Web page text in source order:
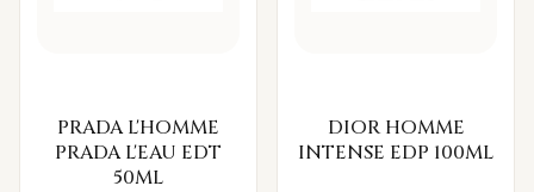
PRADA L'HOMME
PRADA L'EAU EDT
50ML
DIOR HOMME
INTENSE EDP 100ML